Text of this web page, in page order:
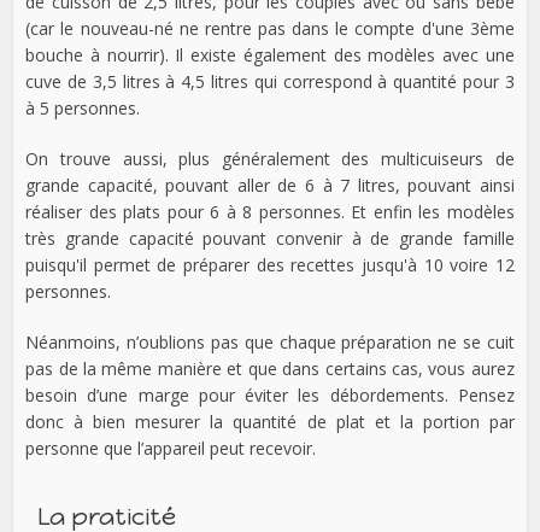
(car le nouveau-né ne rentre pas dans le compte d'une 3ème
bouche à nourrir). Il existe également des modèles avec une
cuve de 3,5 litres à 4,5 litres qui correspond à quantité pour 3
à 5 personnes.
On trouve aussi, plus généralement des multicuiseurs de
grande capacité, pouvant aller de 6 à 7 litres, pouvant ainsi
réaliser des plats pour 6 à 8 personnes. Et enfin les modèles
très grande capacité pouvant convenir à de grande famille
puisqu'il permet de préparer des recettes jusqu'à 10 voire 12
personnes.
Néanmoins, n’oublions pas que chaque préparation ne se cuit
pas de la même manière et que dans certains cas, vous aurez
besoin d’une marge pour éviter les débordements. Pensez
donc à bien mesurer la quantité de plat et la portion par
personne que l’appareil peut recevoir.
La praticité